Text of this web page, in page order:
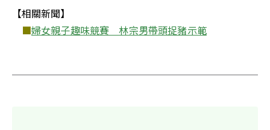
【相關新聞】
■婦女親子趣味競賽　林宗男帶頭捉豬示範